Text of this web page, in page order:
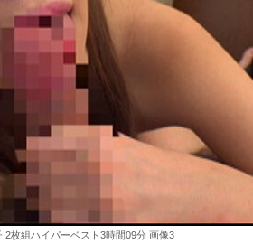
2枚組ハイパーベスト3時間09分 画像3